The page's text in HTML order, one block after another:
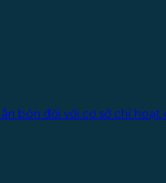
bón đối với cơ sở chỉ